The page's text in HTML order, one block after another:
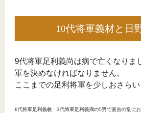
10代将軍義材と日
9代将軍足利義尚は病で亡くなりま
軍を決めなければなりません。
ここまでの足利将軍を少しおさらい
6代将軍足利義教 3代将軍足利義満の5男で嘉吉の乱に